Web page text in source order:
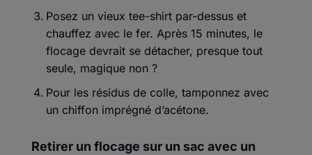
Posez un vieux tee-shirt par-dessus et
chauffez avec le fer. Après 15 minutes, le
flocage devrait se détacher, presque tout
seule, magique non ?
Pour les résidus de colle, tamponnez avec
un chiffon imprégné d’acétone.
Retirer un flocage sur un sac avec un